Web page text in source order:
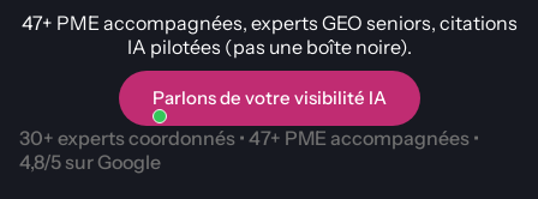
47+ PME accompagnées, experts GEO seniors, citations
IA pilotées (pas une boîte noire).
Parlons de votre visibilité IA
30+ experts coordonnés • 47+ PME accompagnées •
4,8/5 sur Google